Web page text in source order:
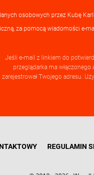
osobowych przez Kubę
za pomocą wiadomości e-
Jeśli e-mail z linkiem do
przeglądarka ma
zarejestrował Twojego adresu.
REGULAMIN